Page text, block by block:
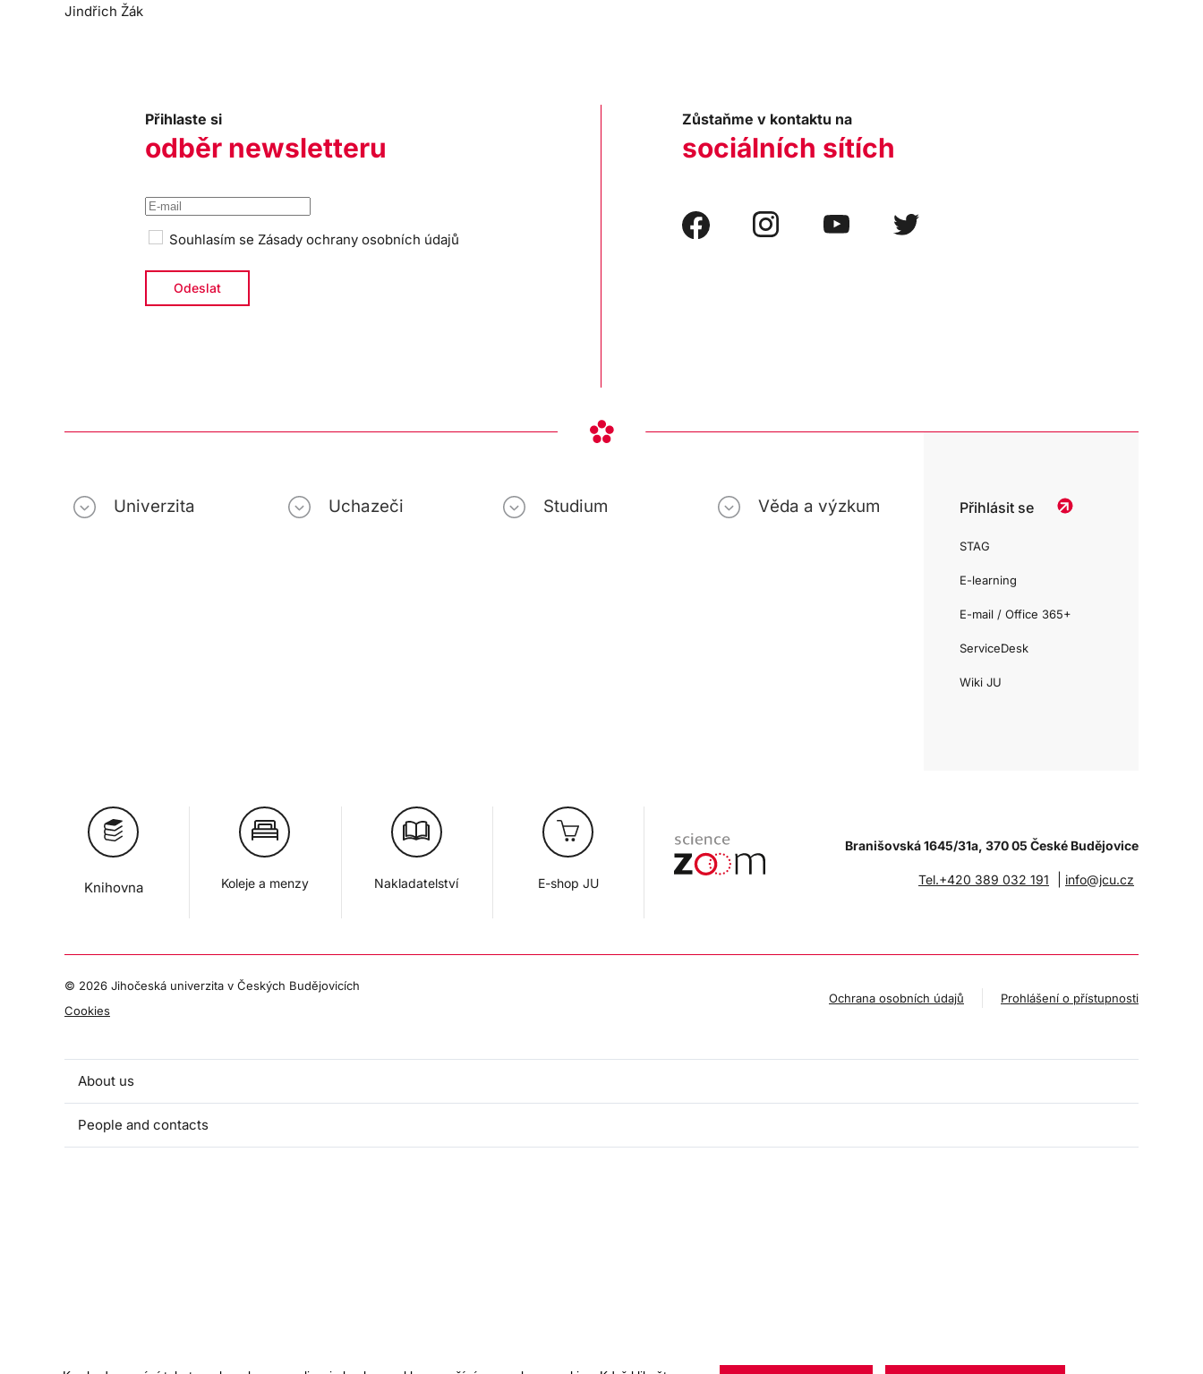
Jindřich Žák
Přihlaste si
odběr newsletteru
Souhlasím se Zásady ochrany osobních údajů
Zůstaňme v kontaktu na
sociálních sítích
Univerzita Uchazeči Studium Věda a výzkum Přihlásit se
STAG
E-learning
E-mail / Office 365+
ServiceDesk
Wiki JU
Knihovna Koleje a menzy Nakladatelství E-shop JU
Branišovská 1645/31a, 370 05 České Budějovice
Tel.+420 389 032 191 info@jcu.cz
© 2026 Jihočeská univerzita v Českých Budějovicích
Cookies
Ochrana osobních údajů Prohlášení o přístupnosti
About us
People and contacts